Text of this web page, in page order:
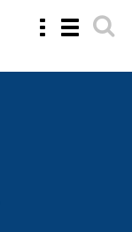
ToggleToggle